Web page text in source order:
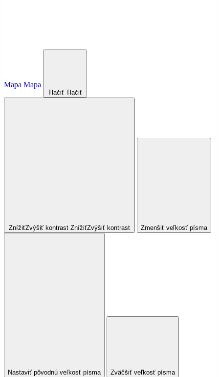
Mapa Mapa
Tlačiť Tlačiť
ZnížiťZvýšiť kontrast ZnížiťZvýšiť kontrast Zmenšiť veľkosť písma
Nastaviť pôvodnú veľkosť písma Zväčšiť veľkosť písma